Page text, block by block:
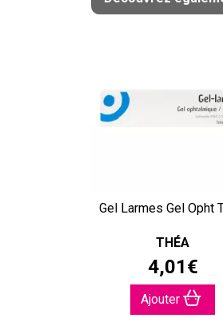
Gel Larmes Gel Opht
THÉA
4,01€
Ajouter